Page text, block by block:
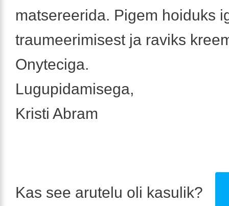
matsereerida. Pigem hoiduks
traumeerimisest ja raviks
Onyteciga.
Lugupidamisega,
Kristi Abram
Kas see arutelu oli kasulik?